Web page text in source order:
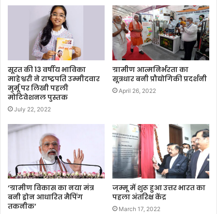
सूरत की 13 वर्षीय भाविका
माहेश्वरी ने राष्ट्रपति उम्मीदवार
मुर्मू पर लिखी पहली
मोटिवेशनल पुस्तक
July 22, 2022
ग्रामीण आत्मनिर्भरता का
सूत्रधार बनी प्रौद्योगिकी प्रदर्शनी
April 26, 2022
‘ग्रामीण विकास का नया मंत्र
बनी ड्रोन आधारित मैपिंग
तकनीक’
जम्मू में शुरू हुआ उत्तर भारत का
पहला अंतरिक्ष केंद्र
March 17, 2022